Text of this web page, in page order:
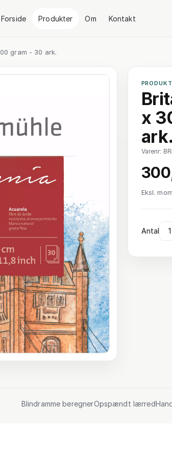
Forside Produkter Om Kontakt
gram - 30 ark.
PRODUKT
x
ark.
Varenr:
Eksl.
Antal
Blindramme beregnerOpspændt lærred